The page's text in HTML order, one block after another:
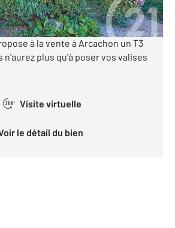
65m² - Proche plage et gare -
parking] CENTURY 21 Duprat &
à la vente à Arcachon un T3
n'aurez plus qu'à poser vos valises
360° Visite virtuelle
Voir le détail du bien